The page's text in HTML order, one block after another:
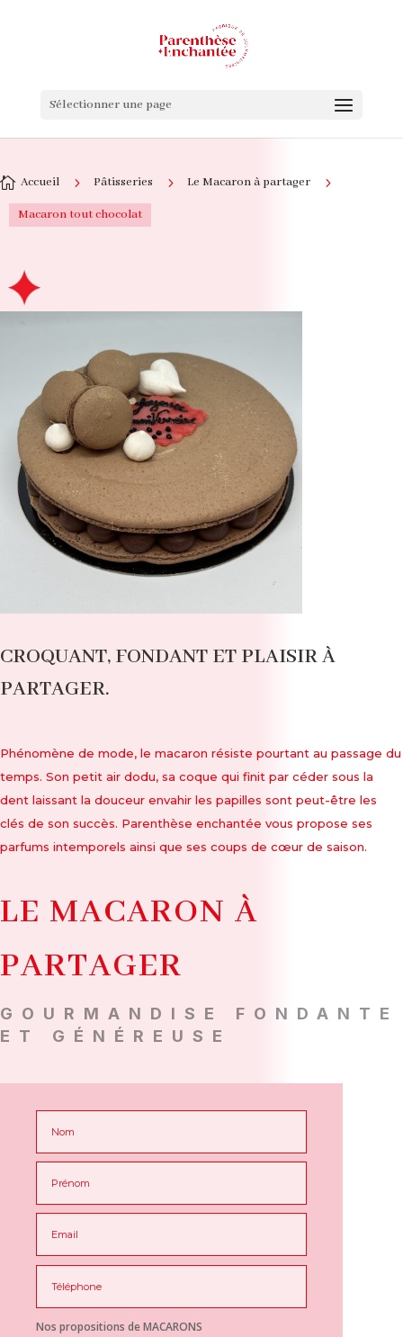
Sélectionner une page
 Accueil 5 Pâtisseries 5 Le Macaron à partager 5
Macaron tout chocolat
CROQUANT, FONDANT ET PLAISIR À
PARTAGER.
Phénomène de mode, le macaron résiste pourtant au passage du
temps. Son petit air dodu, sa coque qui finit par céder sous la
dent laissant la douceur envahir les papilles sont peut-être les
clés de son succès. Parenthèse enchantée vous propose ses
parfums intemporels ainsi que ses coups de cœur de saison.
LE MACARON À
PARTAGER
GOURMANDISE FONDANTE
ET GÉNÉREUSE
Nos propositions de MACARONS